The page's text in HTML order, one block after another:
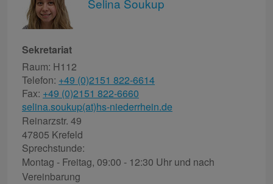
Sekretariat
Raum: H112
Telefon: +49 (0)2151 822-6614
Fax: +49 (0)2151 822-6660
selina.soukup(at)hs-niederrhein.de
Reinarzstr. 49
47805 Krefeld
Sprechstunde:
Montag - Freitag, 09:00 - 12:30 Uhr und nach
Vereinbarung